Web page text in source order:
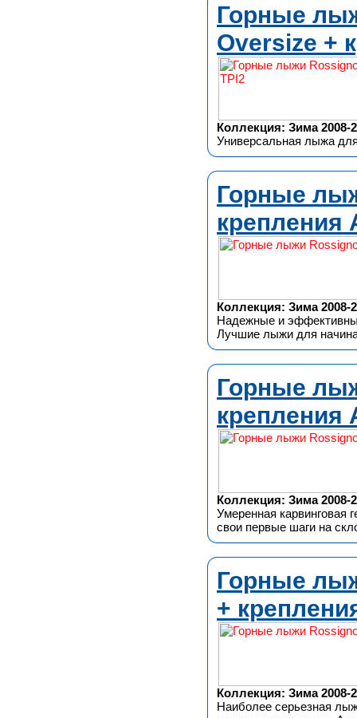
Горные
Oversize +
Коллекция: Зима 2008-
Универсальная лыжа
Горные
крепления
Коллекция: Зима 2008-
Надежные и
Лучшие лыжи для
Горные
крепления
Коллекция: Зима 2008-
Умеренная карвинговая
свои первые шаги на
Горные
+
Коллекция: Зима 2008-
Наиболее серьезная